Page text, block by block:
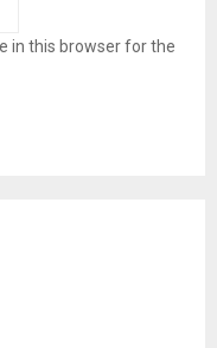
in this browser for the